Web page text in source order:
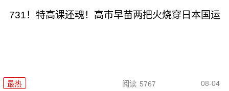
731！特高课还魂！高市早苗两把火烧穿日本国运
最热 阅读 5767 08-04